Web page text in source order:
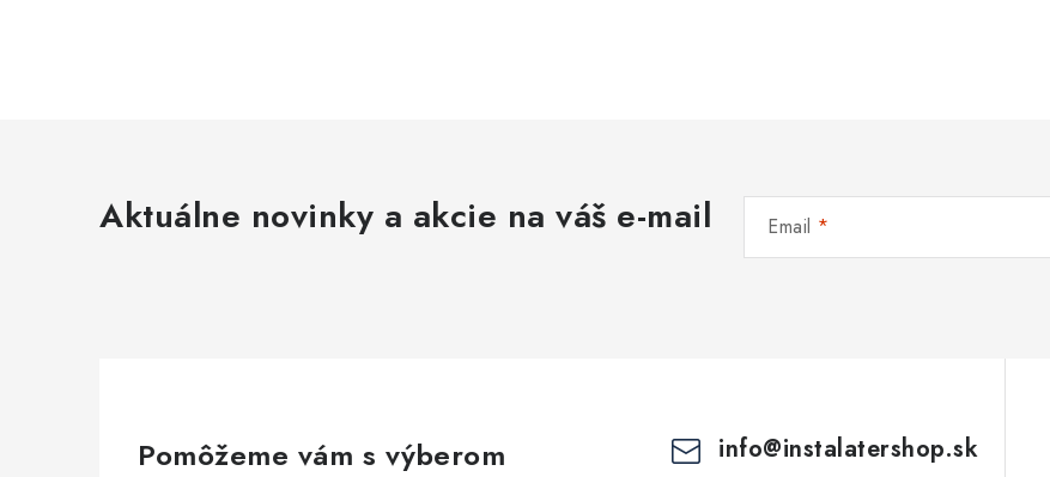
Aktuálne novinky a akcie na váš e-mail Email
Pomôžeme vám s výberom info@instalatershop.sk